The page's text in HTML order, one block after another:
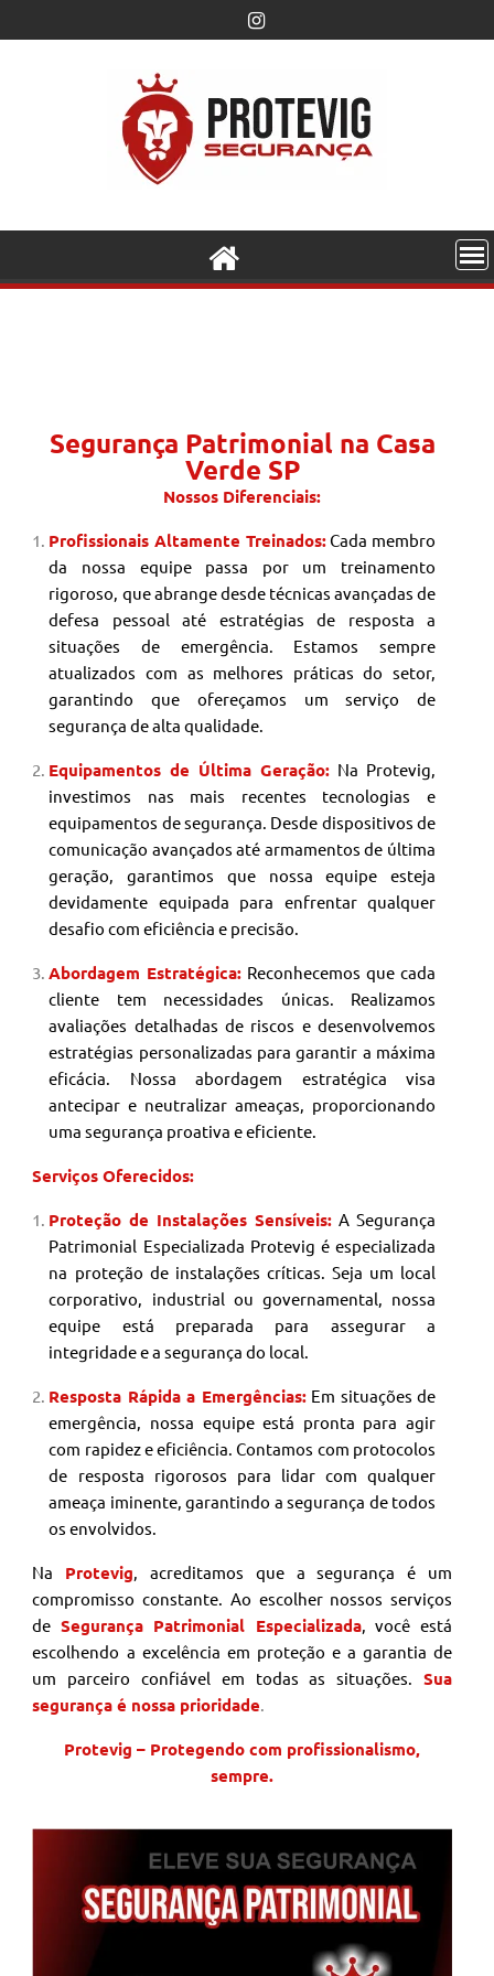
Segurança Patrimonial na Casa
Verde SP
Nossos Diferenciais:
Profissionais Altamente Treinados:Cada membro
da nossa equipe passa por um treinamento
rigoroso, que abrange desde técnicas avançadas de
defesa pessoal até estratégias de resposta a
situações de emergência. Estamos sempre
atualizados com as melhores práticas do setor,
garantindo que ofereçamos um serviço de
segurança de alta qualidade.
Equipamentos de Última Geração: Na Protevig,
investimos nas mais recentes tecnologias e
equipamentos de segurança. Desde dispositivos de
comunicação avançados até armamentos de última
geração, garantimos que nossa equipe esteja
devidamente equipada para enfrentar qualquer
desafio com eficiência e precisão.
Abordagem Estratégica: Reconhecemos que cada
cliente tem necessidades únicas. Realizamos
avaliações detalhadas de riscos e desenvolvemos
estratégias personalizadas para garantir a máxima
eficácia. Nossa abordagem estratégica visa
antecipar e neutralizar ameaças, proporcionando
uma segurança proativa e eficiente.
Serviços Oferecidos:
Proteção de Instalações Sensíveis: A Segurança
Patrimonial Especializada Protevig é especializada
na proteção de instalações críticas. Seja um local
corporativo, industrial ou governamental, nossa
equipe está preparada para assegurar a
integridade e a segurança do local.
Resposta Rápida a Emergências: Em situações de
emergência, nossa equipe está pronta para agir
com rapidez e eficiência. Contamos com protocolos
de resposta rigorosos para lidar com qualquer
ameaça iminente, garantindo a segurança de todos
os envolvidos.
Na Protevig , acreditamos que a segurança é um
compromisso constante. Ao escolher nossos serviços
de Segurança Patrimonial Especializada, você está
escolhendo a excelência em proteção e a garantia de
um parceiro confiável em todas as situações.
Sua
segurança é nossa prioridade
Protevig – Protegendo com profissionalismo,
sempre.